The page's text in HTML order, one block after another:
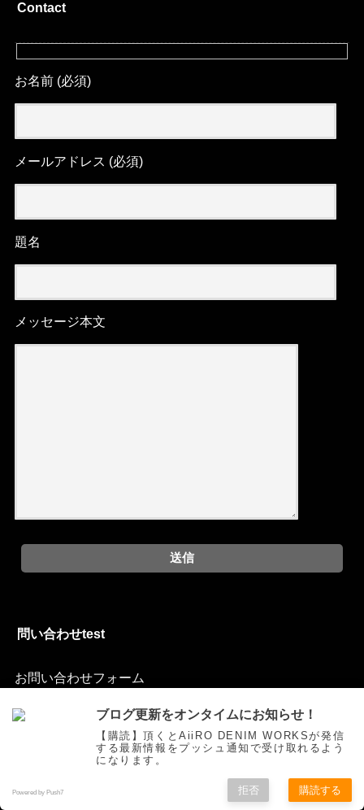
Contact
お名前 (必須)
メールアドレス (必須)
題名
メッセージ本文
問い合わせtest
お問い合わせフォーム
トピックス オリジナルジーンズを創る
お買い物
.All Rights Reserved.
ブログ更新をオンタイムにお知らせ！
【購読】頂くとAiiRO DENIM WORKSが発信
する最新情報をプッシュ通知で受け取れるよう
になります。
Powered by Push7 拒否 購読する